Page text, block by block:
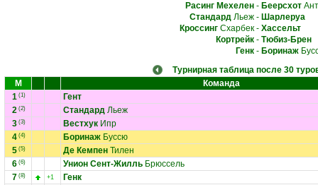
Расинг Мехелен- Беерсхот
СтандардЛьеж- Шарлеруа
КроссингСхарбек- Хассельт
Кортрейк- Тюбиз-Брен
Генк- Боринаж
Турнирная таблица после 30
М
Команда
1 (1)
Гент
2 (2) Стандард Льеж
3 (3) Вестхук Ипр
4 (4) Боринаж Буссю
5 (5) Де Кемпен Тилен
6 (6) Унион Сент-Жилль Брюссель
7 (8) +1
Генк